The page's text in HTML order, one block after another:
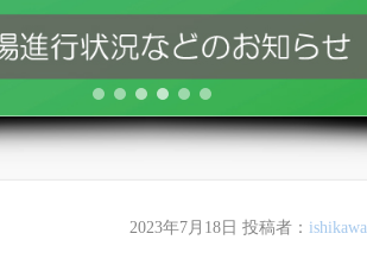
2023年7月18日 投稿者： ishikawa